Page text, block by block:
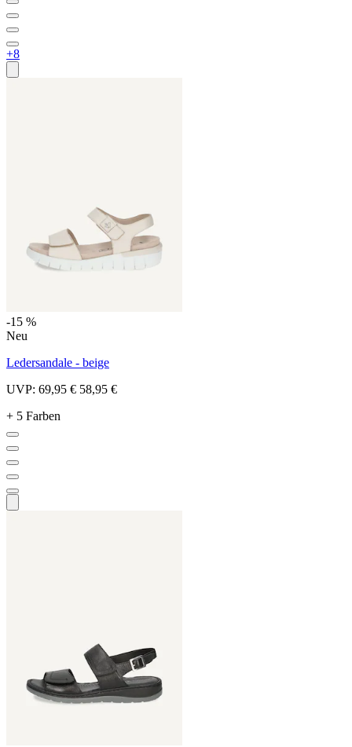
+8
-15 %
Neu
Ledersandale - beige
UVP: 69,95 € 58,95 €
+ 5 Farben